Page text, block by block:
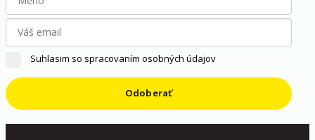
Suhlasim so spracovaním osobných údajov
Odoberať